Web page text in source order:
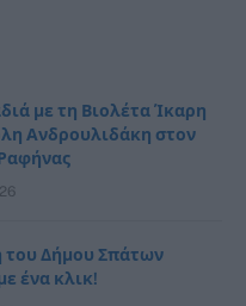
με τη Βιολέτα Ίκαρη
Ανδρουλιδάκη στον
του Δήμου Σπάτων
ένα κλικ!